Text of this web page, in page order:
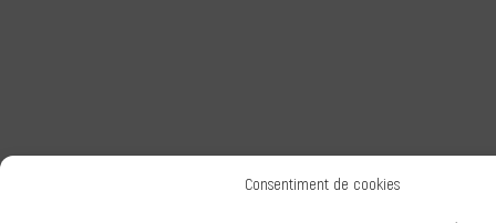
Consentiment de cookies